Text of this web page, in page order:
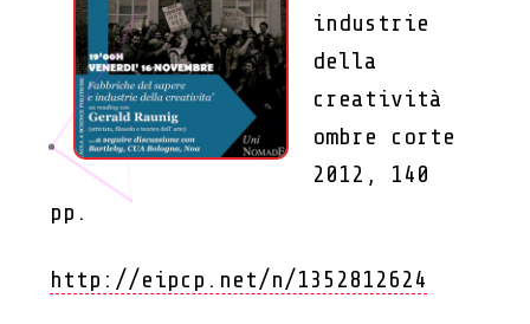
industrie
della
creatività
ombre corte
2012, 140
pp.
http://eipcp.net/n/1352812624